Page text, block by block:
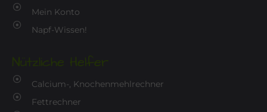
Mein Konto
Napf-Wissen!
Nützliche Helfer
Calcium-, Knochenmehlrechner
Fettrechner